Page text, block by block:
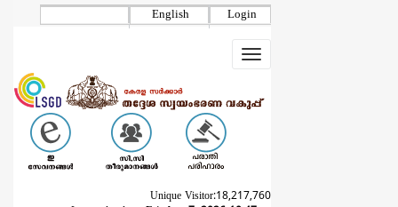
Login
English
Toggle
navigation
Unique Visitor:18,217,760